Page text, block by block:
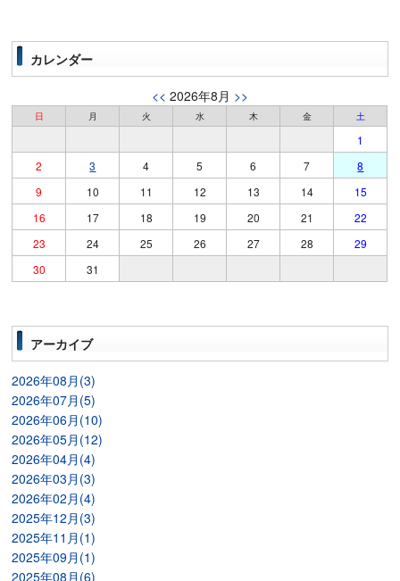
カレンダー
<< 2026年8月 >>
日 月 火 水 木 金 土
1
2
3 4 5 6 7
8
9
10 11 12 13 14
15
16
17 18 19 20 21
22
23
24 25 26 27 28
29
30
31
アーカイブ
2026年08月(3)
2026年07月(5)
2026年06月(10)
2026年05月(12)
2026年04月(4)
2026年03月(3)
2026年02月(4)
2025年12月(3)
2025年11月(1)
2025年09月(1)
2025年08月(6)